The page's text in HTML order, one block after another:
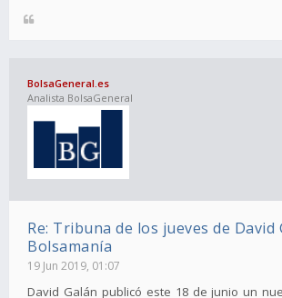
BolsaGeneral.es
Analista BolsaGeneral
Re: Tribuna de los jueves de David
Bolsamanía
19 Jun 2019, 01:07
David Galán publicó este 18 de junio un